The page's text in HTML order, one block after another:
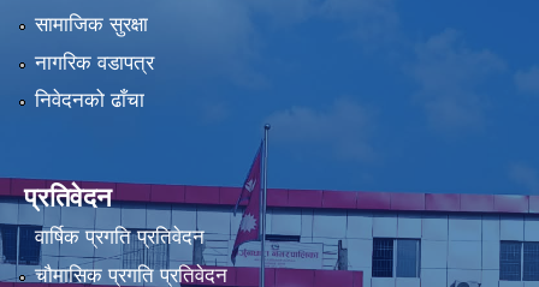
सामाजिक सुरक्षा
नागरिक वडापत्र
निवेदनको ढाँचा
प्रतिवेदन
वार्षिक प्रगति प्रतिवेदन
चौमासिक प्रगति प्रतिवेदन